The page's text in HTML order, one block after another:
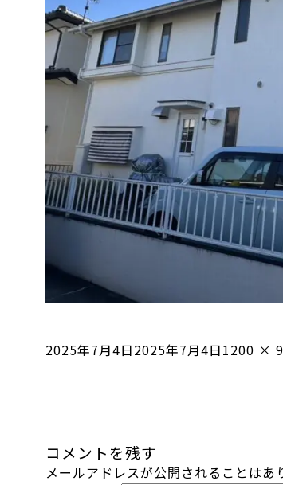
投
2025年7月4日2025年7月4日フ
1200 ×
コメントを残す
メールアドレスが公開されることはあ